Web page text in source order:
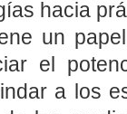
hacia
un
el
a los